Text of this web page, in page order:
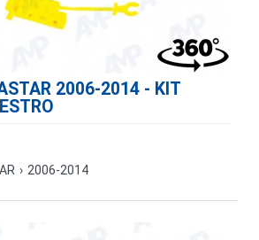
2006-2014 - KIT
› 2006-2014